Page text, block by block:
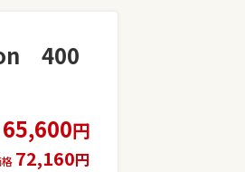
400
65,600円
72,160円